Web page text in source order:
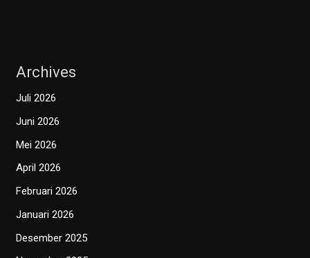
Archives
Juli 2026
Juni 2026
Mei 2026
April 2026
Februari 2026
Januari 2026
Desember 2025